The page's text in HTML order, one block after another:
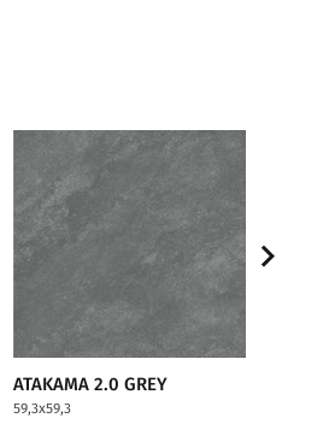
ATAKAMA 2.0 GREY
59,3x59,3